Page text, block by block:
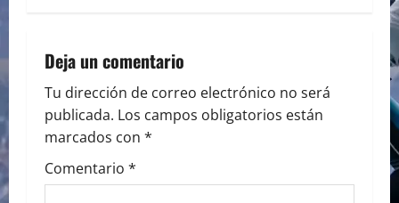
n
a
v
i
Deja un comentario
Tu dirección de correo electrónico no será
publicada. Los campos obligatorios están
marcados con *
Comentario *